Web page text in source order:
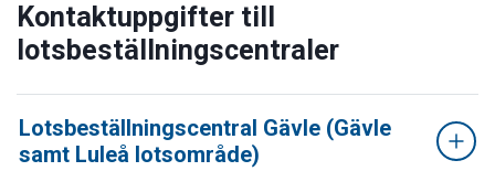
Kontaktuppgifter till
lotsbeställningscentraler
Lotsbeställningscentral Gävle (Gävle
samt Luleå lotsområde)